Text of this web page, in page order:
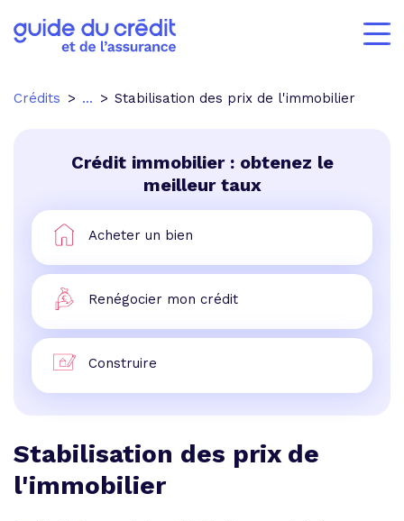
Crédits ... Stabilisation des prix de l'immobilier
Crédit immobilier : obtenez le
meilleur taux
Acheter un bien
Renégocier mon crédit
Construire
Stabilisation des prix de
l'immobilier